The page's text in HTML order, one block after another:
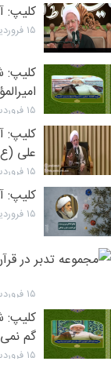
کلیپ:
۱۵ فروردین ۱۴۰۵
کلیپ:
۱۵ فروردین ۱۴۰۵
کلیپ:
علی
۱۵ فروردین ۱۴۰۵
کلیپ:
۱۵ فروردین ۱۴۰۵
۱۵ فروردین ۱۴۰۵
کلیپ:
گم
۱۵ فروردین ۱۴۰۵